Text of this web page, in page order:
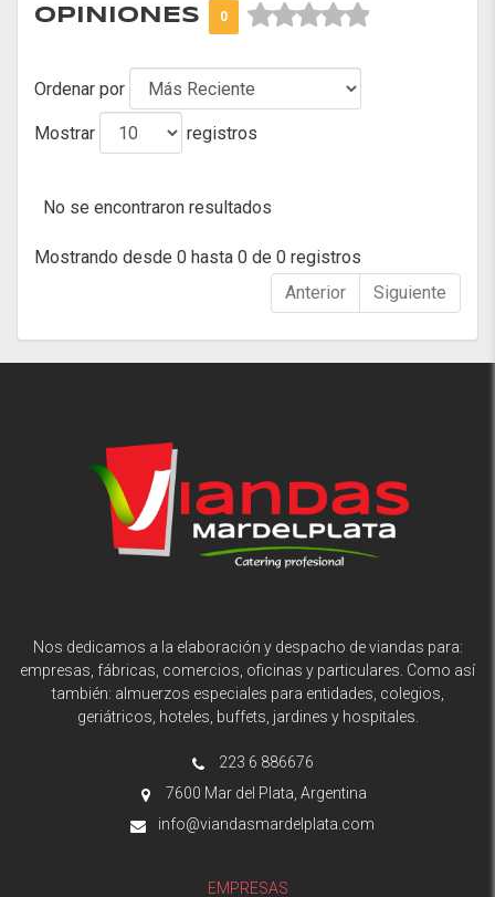
OPINIONES 0 


Ordenar por
Mostrar registros
No se encontraron resultados
Mostrando desde 0 hasta 0 de 0 registros
Anterior
Siguiente
Nos dedicamos a la elaboración y despacho de viandas para:
empresas, fábricas, comercios, oficinas y particulares. Como así
también: almuerzos especiales para entidades, colegios,
geriátricos, hoteles, buffets, jardines y hospitales.
223 6 886676
7600 Mar del Plata, Argentina
info@viandasmardelplata.com
EMPRESAS